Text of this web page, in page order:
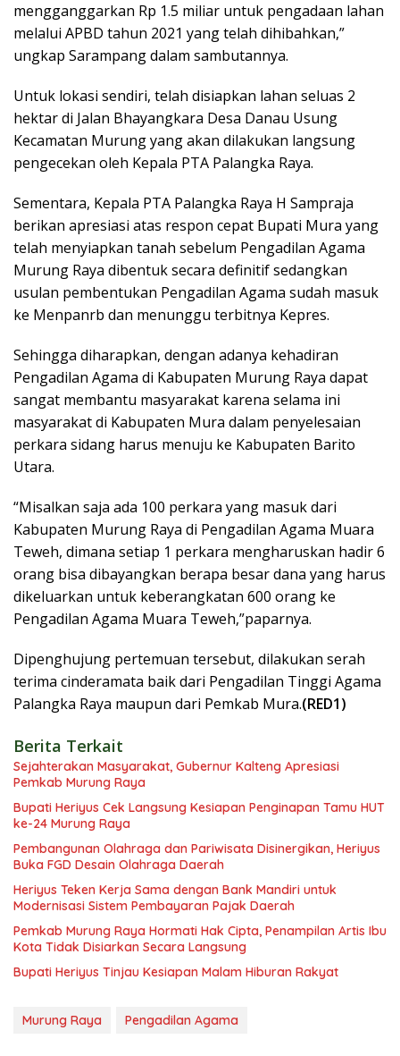
mengganggarkan Rp 1.5 miliar untuk pengadaan lahan
melalui APBD tahun 2021 yang telah dihibahkan,”
ungkap Sarampang dalam sambutannya.
Untuk lokasi sendiri, telah disiapkan lahan seluas 2
hektar di Jalan Bhayangkara Desa Danau Usung
Kecamatan Murung yang akan dilakukan langsung
pengecekan oleh Kepala PTA Palangka Raya.
Sementara, Kepala PTA Palangka Raya H Sampraja
berikan apresiasi atas respon cepat Bupati Mura yang
telah menyiapkan tanah sebelum Pengadilan Agama
Murung Raya dibentuk secara definitif sedangkan
usulan pembentukan Pengadilan Agama sudah masuk
ke Menpanrb dan menunggu terbitnya Kepres.
Sehingga diharapkan, dengan adanya kehadiran
Pengadilan Agama di Kabupaten Murung Raya dapat
sangat membantu masyarakat karena selama ini
masyarakat di Kabupaten Mura dalam penyelesaian
perkara sidang harus menuju ke Kabupaten Barito
Utara.
“Misalkan saja ada 100 perkara yang masuk dari
Kabupaten Murung Raya di Pengadilan Agama Muara
Teweh, dimana setiap 1 perkara mengharuskan hadir 6
orang bisa dibayangkan berapa besar dana yang harus
dikeluarkan untuk keberangkatan 600 orang ke
Pengadilan Agama Muara Teweh,”paparnya.
Dipenghujung pertemuan tersebut, dilakukan serah
terima cinderamata baik dari Pengadilan Tinggi Agama
Palangka Raya maupun dari Pemkab Mura.(RED1)
Berita Terkait
Sejahterakan Masyarakat, Gubernur Kalteng Apresiasi
Pemkab Murung Raya
Bupati Heriyus Cek Langsung Kesiapan Penginapan Tamu HUT
ke-24 Murung Raya
Pembangunan Olahraga dan Pariwisata Disinergikan, Heriyus
Buka FGD Desain Olahraga Daerah
Heriyus Teken Kerja Sama dengan Bank Mandiri untuk
Modernisasi Sistem Pembayaran Pajak Daerah
Pemkab Murung Raya Hormati Hak Cipta, Penampilan Artis Ibu
Kota Tidak Disiarkan Secara Langsung
Bupati Heriyus Tinjau Kesiapan Malam Hiburan Rakyat
Murung Raya Pengadilan Agama